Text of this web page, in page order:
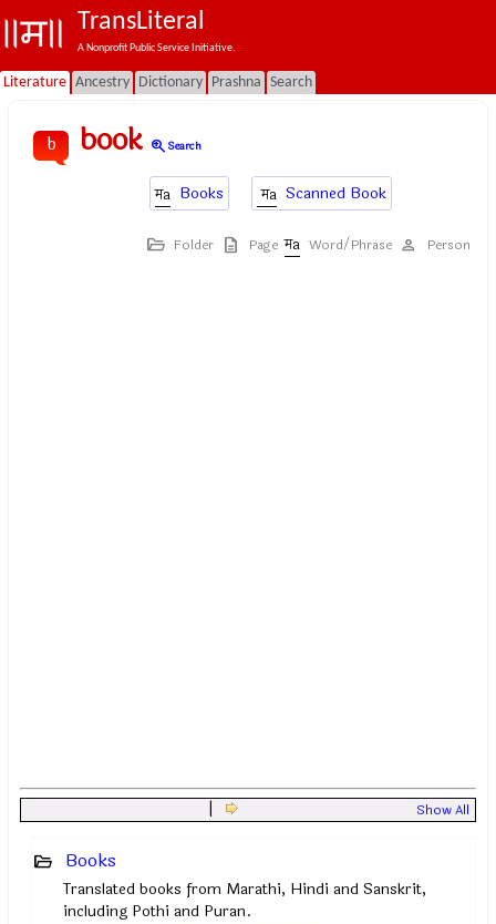
TransLiteral
A Nonprofit Public Service Initiative.
Literature Ancestry Dictionary Prashna Search
b book zoom_inSearch
Books Scanned Book
Folder Page Word/Phrase Person
Show All
Books
Translated books from Marathi, Hindi and Sanskrit,
including Pothi and Puran.